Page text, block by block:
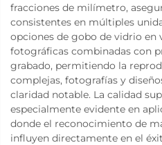
fracciones de milímetro,
consistentes en múltiples
opciones de gobo de vidrio en
fotográficas combinadas con
grabado, permitiendo la
complejas, fotografías y
claridad notable. La calidad
especialmente evidente en
donde el reconocimiento de
influyen directamente en el